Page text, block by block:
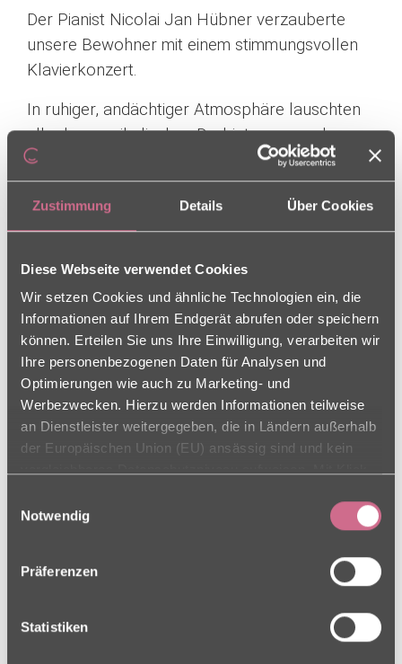
Zustimmung Details Über Cookies
Diese Webseite verwendet Cookies
Wir setzen Cookies und ähnliche Technologien ein, die
Informationen auf Ihrem Endgerät abrufen oder speichern
können. Erteilen Sie uns Ihre Einwilligung, verarbeiten wir
Ihre personenbezogenen Daten für Analysen und
Optimierungen wie auch zu Marketing- und
Werbezwecken. Hierzu werden Informationen teilweise
an Dienstleister weitergegeben, die in Ländern außerhalb
der Europäischen Union (EU) ansässig sind und kein
Verwendung als auch der Drittstaatenübermittlung zu.
Ihre Einwilligung können Sie jederzeit in den Cookie-
Einstellungen, in denen Sie auch weitere Details zu
unseren Cookies finden, widerrufen oder abstufen.
Datenschutz-Hinweisen.
Notwendig
Präferenzen
Statistiken
Der Pianist Nicolai Jan Hübner verzauberte
unsere Bewohner mit einem stimmungsvollen
Klavierkonzert.
In ruhiger, andächtiger Atmosphäre lauschten
alle den musikalischen Darbietungen und
konnten den Moment in vollen Zügen
genießen. Die Musik berührte, weckte
Erinnerungen und schenkte Vielen ein Lächeln.
wundervolle Erlebnis!
Münchener Str. 61